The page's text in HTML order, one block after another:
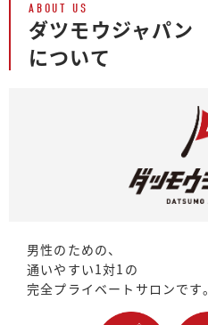
ABOUT US
ダツモウジャパン
について
男性のための、
通いやすい1対1の
完全プライベートサロンです。